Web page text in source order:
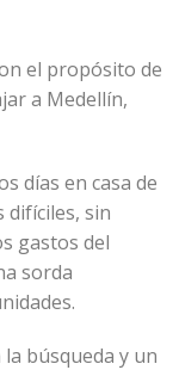
el propósito de
a Medellín,
días en casa de
difíciles, sin
gastos del
sorda
búsqueda y un